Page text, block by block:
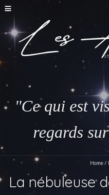
"Ce qui est
regards
Home /
La nébuleuse